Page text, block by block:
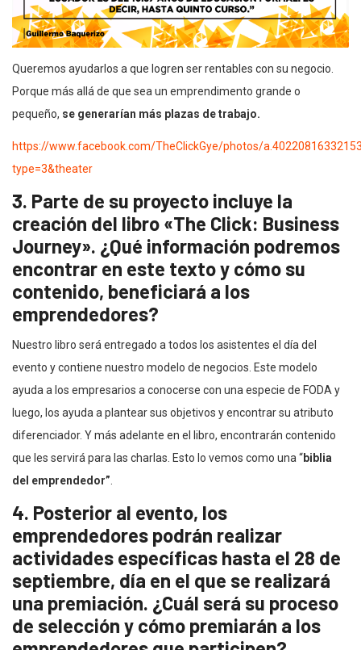
Queremos ayudarlos a que logren ser rentables con su negocio.
Porque más allá de que sea un emprendimento grande o
pequeño, se generarían más plazas de trabajo.
https://www.facebook.com/TheClickGye/photos/
type=3&theater
3. Parte de su proyecto incluye la
creación del libro «The Click: Business
Journey». ¿Qué información podremos
encontrar en este texto y cómo su
contenido, beneficiará a los
emprendedores?
Nuestro libro será entregado a todos los asistentes el día del
evento y contiene nuestro modelo de negocios. Este modelo
ayuda a los empresarios a conocerse con una especie de FODA y
luego, los ayuda a plantear sus objetivos y encontrar su atributo
diferenciador. Y más adelante en el libro, encontrarán contenido
que les servirá para las charlas. Esto lo vemos como una “biblia
del emprendedor”
4. Posterior al evento, los
emprendedores podrán realizar
actividades específicas hasta el 28 de
septiembre, día en el que se realizará
una premiación. ¿Cuál será su proceso
de selección y cómo premiarán a los